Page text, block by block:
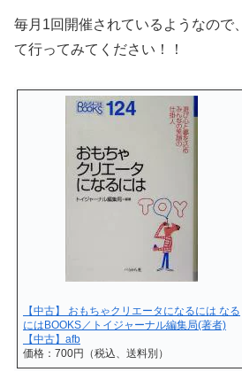
毎月1回開催されているようなので
て行ってみてください！！
【中古】 おもちゃクリエータになるには なる
にはBOOKS／トイジャーナル編集局(著者)
【中古】afb
価格：700円（税込、送料別）